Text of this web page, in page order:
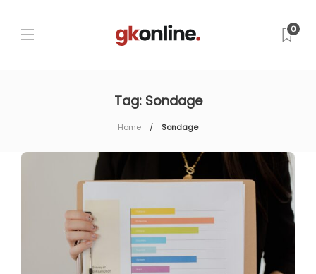
0
Tag: Sondage
Home Sondage